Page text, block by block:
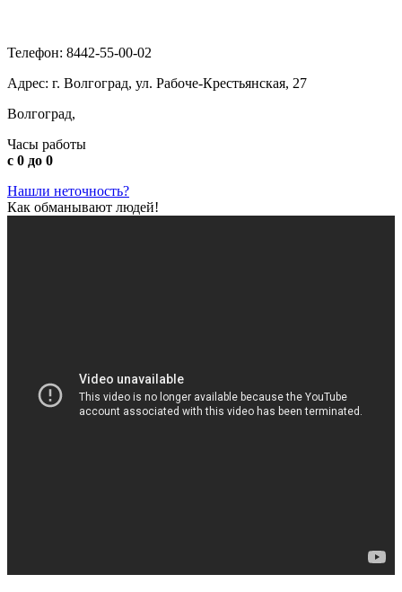
Телефон: 8442-55-00-02
Адрес: г. Волгоград, ул. Рабоче-Крестьянская, 27
Волгоград,
Часы работы
с 0 до 0
Нашли неточность?
Как обманывают людей!